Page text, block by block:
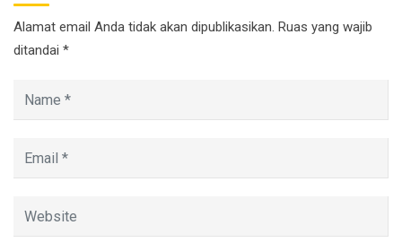
Alamat email Anda tidak akan dipublikasikan. Ruas yang wajib
ditandai *